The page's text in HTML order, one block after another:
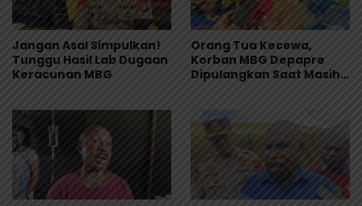
Jangan Asal Simpulkan!
Tunggu Hasil Lab Dugaan
Keracunan MBG
Orang Tua Kecewa,
Korban MBG Depapre
Dipulangkan Saat Masih